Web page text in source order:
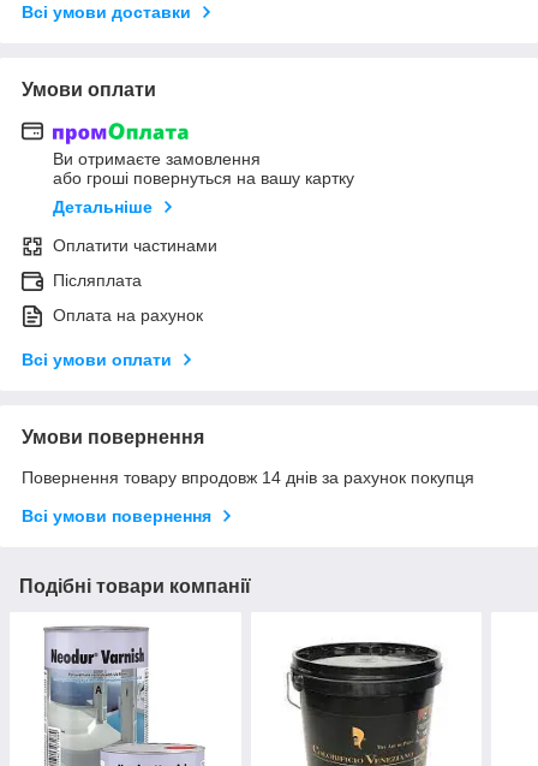
Всі умови доставки
Умови оплати
Ви отримаєте замовлення
або гроші повернуться на вашу картку
Детальніше
Оплатити частинами
Післяплата
Оплата на рахунок
Всі умови оплати
Умови повернення
Повернення товару впродовж 14 днів за рахунок покупця
Всі умови повернення
Подібні товари компанії